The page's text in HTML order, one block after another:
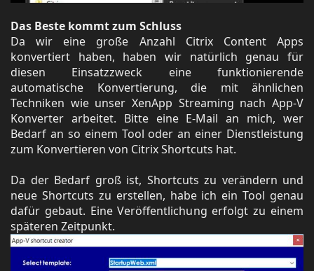
Das Beste kommt zum Schluss
Da wir eine große Anzahl Citrix Content Apps
konvertiert haben, haben wir natürlich genau für
diesen Einsatzzweck eine funktionierende
automatische Konvertierung, die mit ähnlichen
Techniken wie unser XenApp Streaming nach App-V
Konverter arbeitet. Bitte eine E-Mail an mich, wer
Bedarf an so einem Tool oder an einer Dienstleistung
zum Konvertieren von Citrix Shortcuts hat.
Da der Bedarf groß ist, Shortcuts zu verändern und
neue Shortcuts zu erstellen, habe ich ein Tool genau
dafür gebaut. Eine Veröffentlichung erfolgt zu einem
späteren Zeitpunkt.